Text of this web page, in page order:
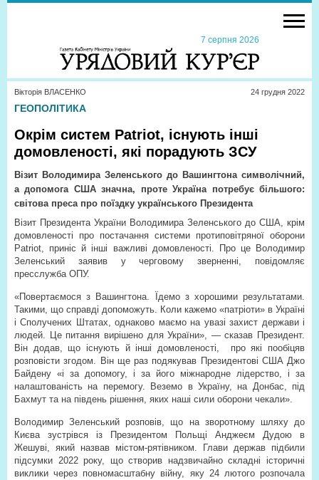
7 серпня 2026
Вікторія ВЛАСЕНКО 24 грудня 2022
ГЕОПОЛІТИКА
Окрім систем Patriot, існують інші
домовленості, які порадують ЗСУ
Візит Володимира Зеленського до Вашингтона символічний,
а допомога США значна, проте Україна потребує більшого:
світова преса про поїздку українського Президента
Візит Президента України Володимира Зеленського до США, крім
домовленості про постачання системи протиповітряної оборони
Patriot, приніс й інші важливі домовленості. Про це Володимир
Зеленський заявив у черговому зверненні, повідомляє
пресслужба ОПУ.
«Повертаємося з Вашингтона. Їдемо з хорошими результатами.
Такими, що справді допоможуть. Коли кажемо «патріоти» в Україні
і Сполучених Штатах, однаково маємо на увазі захист держави і
людей. Це питання вирішено для України», — сказав Президент.
Він додав, що існують й інші домовленості,
про які пообіцяв
розповісти згодом. Він ще раз подякував Президентові США Джо
Байдену «і за допомогу, і за його міжнародне лідерство, і за
налаштованість на перемогу. Веземо в Україну, на Донбас, під
Бахмут та на південь рішення, яких наші сили оборони чекали».
Володимир Зеленський розповів, що на зворотному шляху до
Києва зустрівся із Президентом Польщі Анджеєм Дудою в
Жешуві, який назвав містом-рятівником. Глави держав підбили
підсумки 2022 року, що створив надзвичайно складні історичні
виклики через повномасштабну війну, яку 24 лютого розпочала